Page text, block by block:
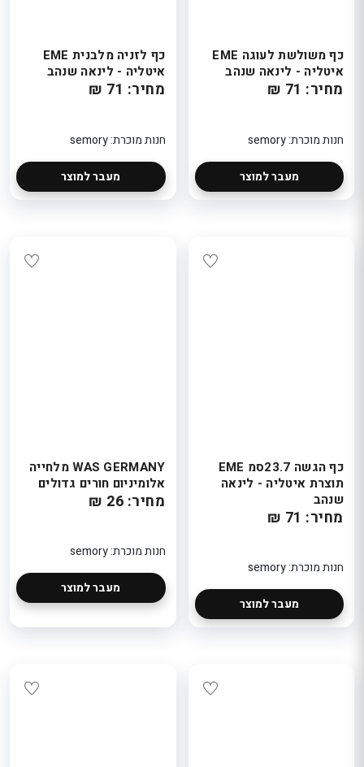
כף משולשת לעוגה EME
איטליה - לינאה שנהב
מחיר: 71 ₪
חנות מוכרת: semory
מעבר למוצר
כף לזניה מלבנית EME
איטליה - לינאה שנהב
מחיר: 71 ₪
חנות מוכרת: semory
מעבר למוצר
כף הגשה 23.7סמ EME
תוצרת איטליה - לינאה
שנהב
מחיר: 71 ₪
חנות מוכרת: semory
מעבר למוצר
WAS GERMANY מלחייה
אלומיניום חורים גדולים
מחיר: 26 ₪
חנות מוכרת: semory
מעבר למוצר